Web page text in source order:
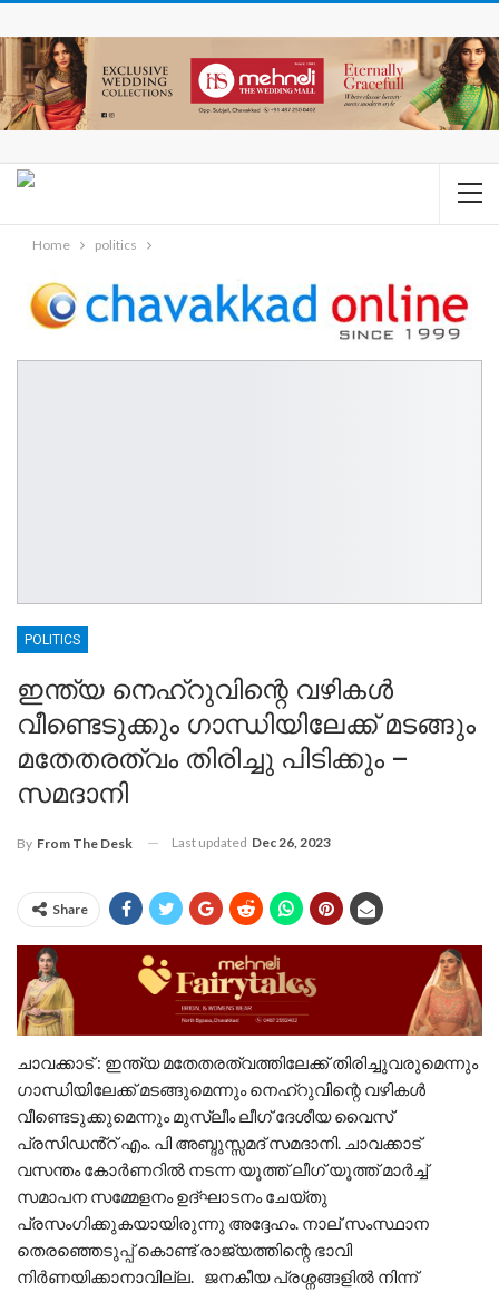
Home politics
POLITICS
ഇന്ത്യ നെഹ്റുവിന്റെ വഴികൾ
വീണ്ടെടുക്കും ഗാന്ധിയിലേക്ക് മടങ്ങും
മതേതരത്വം തിരിച്ചു പിടിക്കും –
സമദാനി
By From The Desk Last updated Dec 26, 2023
Share
ചാവക്കാട് : ഇന്ത്യ മതേതരത്വത്തിലേക്ക് തിരിച്ചുവരുമെന്നും
ഗാന്ധിയിലേക്ക് മടങ്ങുമെന്നും നെഹ്റുവിന്റെ വഴികൾ
വീണ്ടെടുക്കുമെന്നും മുസ്‌ലീം ലീഗ് ദേശീയ വൈസ്
പ്രസിഡൻ്റ് എം. പി അബ്ദുസ്സമദ് സമദാനി. ചാവക്കാട്
വസന്തം കോർണറിൽ നടന്ന യൂത്ത് ലീഗ് യൂത്ത് മാർച്ച്
സമാപന സമ്മേളനം ഉദ്ഘാടനം ചേയ്തു
പ്രസംഗിക്കുകയായിരുന്നു അദ്ദേഹം. നാല് സംസ്ഥാന
തെരഞ്ഞെടുപ്പ് കൊണ്ട് രാജ്യത്തിന്റെ ഭാവി
നിർണയിക്കാനാവില്ല. ജനകീയ പ്രശ്നങ്ങളിൽ നിന്ന്